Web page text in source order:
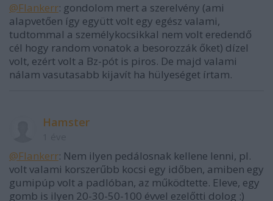
@Flankerr: gondolom mert a szerelvény (ami
alapvetően így együtt volt egy egész valami,
tudtommal a személykocsikkal nem volt eredendő
cél hogy random vonatok a besorozzák őket) dízel
volt, ezért volt a Bz-pót is piros. De majd valami
nálam vasutasabb kijavít ha hülyeséget írtam.
Hamster
@Flankerr: Nem ilyen pedálosnak kellene lenni, pl.
volt valami korszerűbb kocsi egy időben, amiben egy
gumipúp volt a padlóban, az működtette. Eleve, egy
gomb is ilyen 20-30-50-100 évvel ezelőtti dolog :)